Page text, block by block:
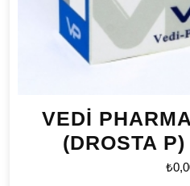
VEDİ
(DROSTA
₺